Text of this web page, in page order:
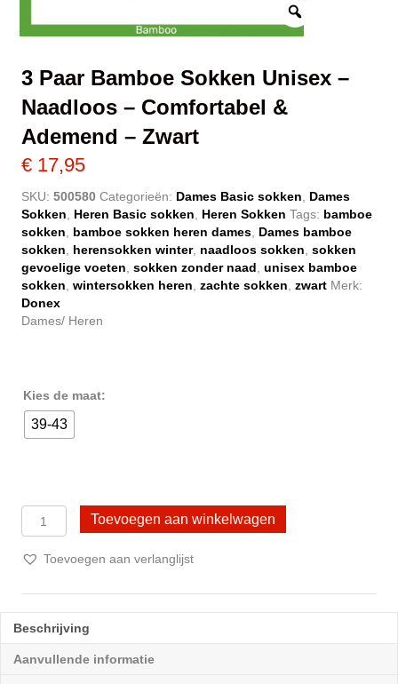
3 Paar Bamboe Sokken Unisex –
Naadloos – Comfortabel &
Ademend – Zwart
€ 17,95
SKU: 500580 Categorieën: Dames Basic sokken, Dames
Sokken, Heren Basic sokken, Heren Sokken Tags: bamboe
sokken, bamboe sokken heren dames, Dames bamboe
sokken, herensokken winter, naadloos sokken, sokken
gevoelige voeten, sokken zonder naad, unisex bamboe
sokken, wintersokken heren, zachte sokken, zwart Merk:
Donex
Dames/ Heren
Kies de maat:
39-43
Paar
Sokken
Naadloos
Comfortabel
Toevoegen aan winkelwagen
Toevoegen aan verlanglijst
Beschrijving
Aanvullende informatie